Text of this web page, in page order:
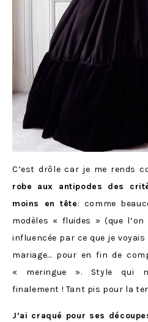
C’est drôle car je me rends
robe aux antipodes des
moins en tête: comme
modèles « fluides » (que
influencée par ce que je voyais
mariage… pour en fin de
« meringue ». Style qui
finalement ! Tant pis pour la
J’ai craqué pour ses